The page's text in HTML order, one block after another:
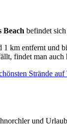
Beach befindet
km entfernt und
findet man
Strände auf
und